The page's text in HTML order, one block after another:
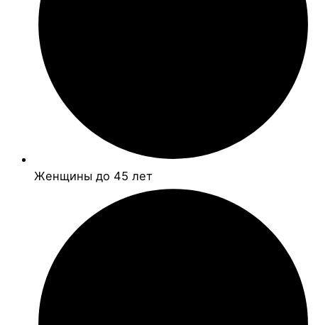
Женщины до 45 лет